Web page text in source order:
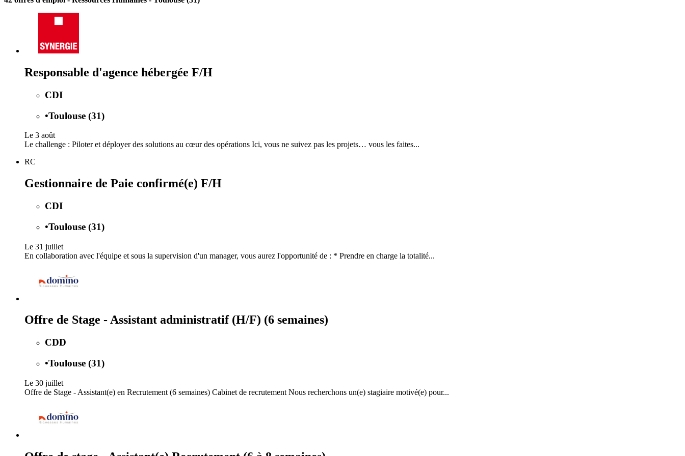
Responsable d'agence hébergée F/H
CDI
•Toulouse (31)
Le 3 août
Le challenge : Piloter et déployer des solutions au cœur des opérations Ici, vous ne suivez pas les projets… vous les faites...
RC
Gestionnaire de Paie confirmé(e) F/H
CDI
•Toulouse (31)
Le 31 juillet
En collaboration avec l'équipe et sous la supervision d'un manager, vous aurez l'opportunité de : * Prendre en charge la totalité...
Offre de Stage - Assistant administratif (H/F) (6 semaines)
CDD
•Toulouse (31)
Le 30 juillet
Offre de Stage - Assistant(e) en Recrutement (6 semaines) Cabinet de recrutement Nous recherchons un(e) stagiaire motivé(e) pour...